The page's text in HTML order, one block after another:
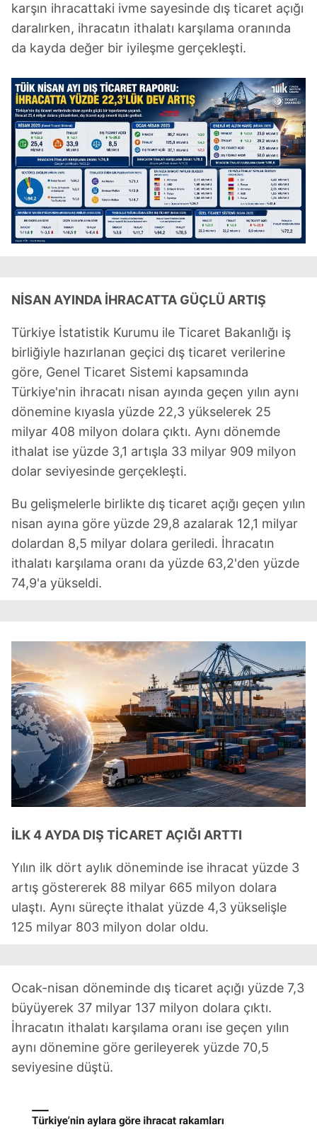
karşın ihracattaki ivme sayesinde dış ticaret açığı
daralırken, ihracatın ithalatı karşılama oranında
da kayda değer bir iyileşme gerçekleşti.
NİSAN AYINDA İHRACATTA GÜÇLÜ ARTIŞ
Türkiye İstatistik Kurumu ile Ticaret Bakanlığı iş
birliğiyle hazırlanan geçici dış ticaret verilerine
göre, Genel Ticaret Sistemi kapsamında
Türkiye'nin ihracatı nisan ayında geçen yılın aynı
dönemine kıyasla yüzde 22,3 yükselerek 25
milyar 408 milyon dolara çıktı. Aynı dönemde
ithalat ise yüzde 3,1 artışla 33 milyar 909 milyon
dolar seviyesinde gerçekleşti.
Bu gelişmelerle birlikte dış ticaret açığı geçen yılın
nisan ayına göre yüzde 29,8 azalarak 12,1 milyar
dolardan 8,5 milyar dolara geriledi. İhracatın
ithalatı karşılama oranı da yüzde 63,2'den yüzde
74,9'a yükseldi.
İLK 4 AYDA DIŞ TİCARET AÇIĞI ARTTI
Yılın ilk dört aylık döneminde ise ihracat yüzde 3
artış göstererek 88 milyar 665 milyon dolara
ulaştı. Aynı süreçte ithalat yüzde 4,3 yükselişle
125 milyar 803 milyon dolar oldu.
Ocak-nisan döneminde dış ticaret açığı yüzde 7,3
büyüyerek 37 milyar 137 milyon dolara çıktı.
İhracatın ithalatı karşılama oranı ise geçen yılın
aynı dönemine göre gerileyerek yüzde 70,5
seviyesine düştü.